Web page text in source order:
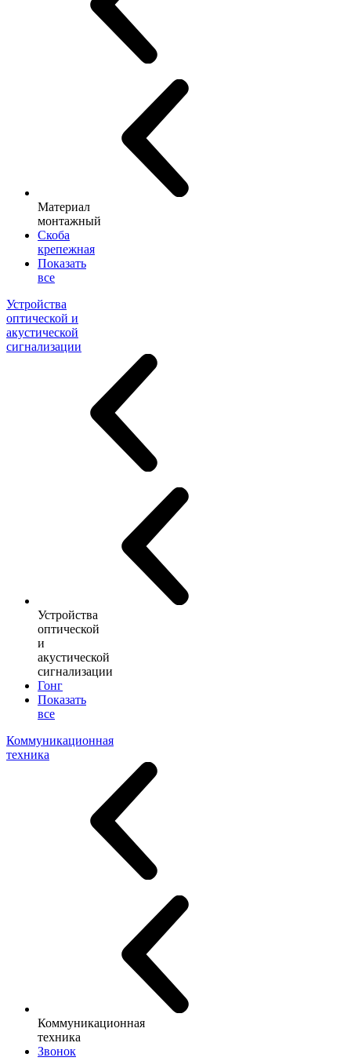
Материал
монтажный
Скоба
крепежная
Показать
все
Устройства
оптической и
акустической
сигнализации
Устройства
оптической
и
акустической
сигнализации
Гонг
Показать
все
Коммуникационная
техника
Коммуникационная
техника
Звонок